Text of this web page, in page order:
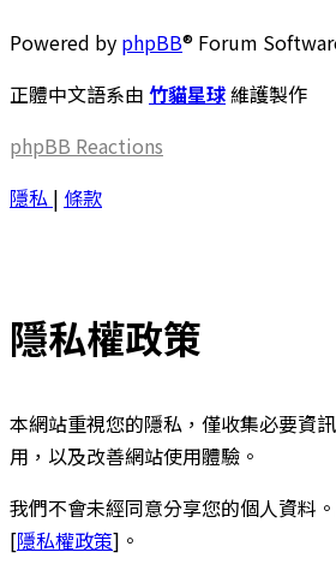
Powered by phpBB® Forum
正體中文語系由 竹貓星球維護製作
phpBB Reactions
隱私 | 條款
隱私權政策
本網站重視您的隱私，僅收集必要資
用，以及改善網站使用體驗。
我們不會未經同意分享您的個人資料
[隱私權政策]。